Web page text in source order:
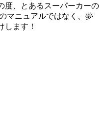
度、とあるスーパーカーの
マニュアルではなく、夢
ます！